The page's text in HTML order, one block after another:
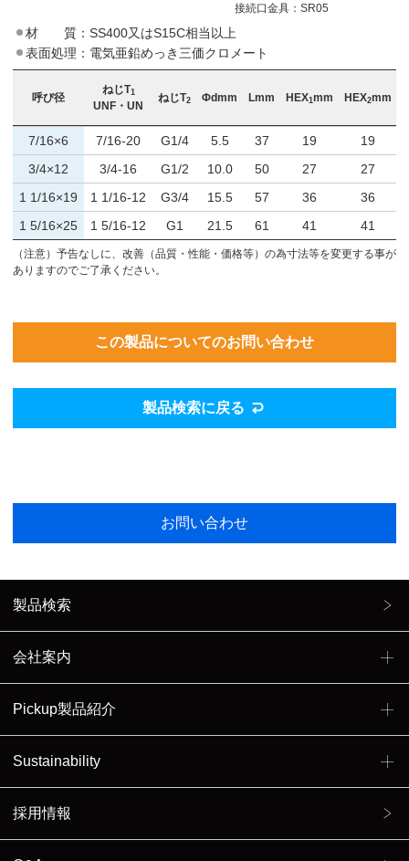
接続口金具： SR05
材 質：SS400又はS15C相当以上
表面処理：電気亜鉛めっき三価クロメート
呼び径
ねじT1
UNF・UN
ねじT2 Φdmm Lmm HEX1 mm HEX2mm
7/16×6 7/16‐20 G1/4 5.5 37 19
19
3/4×12
3/4‐16 G1/2 10.0 50 27
27
1 1/16×19
1 1/16‐12 G3/4 15.5 57 36
36
1 5/16×25
1 5/16‐12 G1 21.5 61 41 41
（注意）予告なしに、改善（品質・性能・価格等）の為寸法等を変更する事が
ありますのでご了承ください。
この製品についてのお問い合わせ
製品検索に戻る
お問い合わせ
製品検索
会社案内
Pickup製品紹介
Sustainability
採用情報